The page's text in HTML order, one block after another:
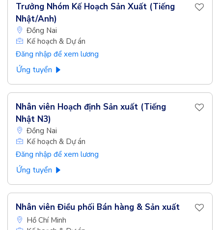
Trưởng Nhóm Kế Hoạch Sản Xuất (Tiếng
Nhật/Anh)
Đồng Nai
Kế hoạch & Dự án
Đăng nhập để xem lương
Ứng tuyển
Nhân viên Hoạch định Sản xuất (Tiếng
Nhật N3)
Đồng Nai
Kế hoạch & Dự án
Đăng nhập để xem lương
Ứng tuyển
Nhân viên Điều phối Bán hàng & Sản xuất
Hồ Chí Minh